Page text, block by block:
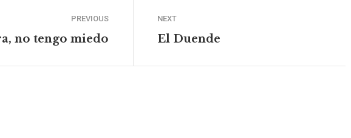
PREVIOUS
no tengo miedo
NEXT
El Duende